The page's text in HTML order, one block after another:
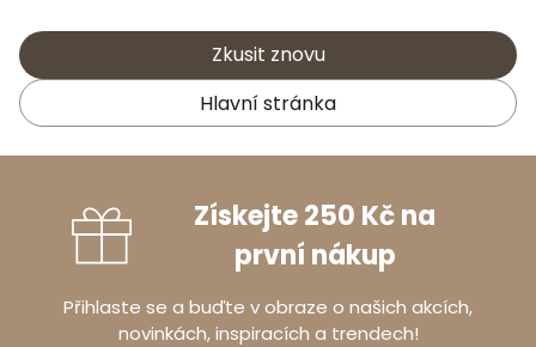
Zkusit znovu
Hlavní stránka
Získejte 250 Kč na
první nákup
Přihlaste se a buďte v obraze o našich akcích,
novinkách, inspiracích a trendech!